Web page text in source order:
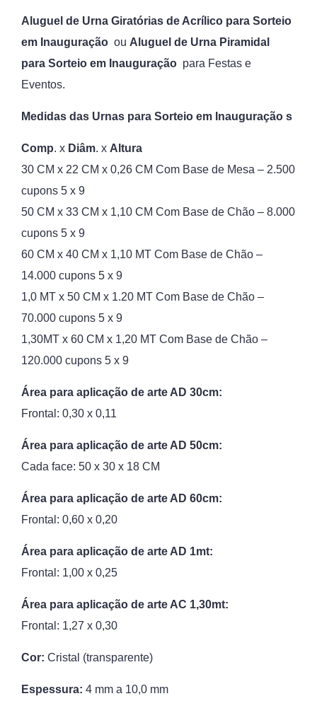
Aluguel de Urna Giratórias de Acrílico para Sorteio
em Inauguração ou Aluguel de Urna Piramidal
para Sorteio em Inauguração para Festas e
Eventos.
Medidas das Urnas para Sorteio em Inauguração s
Comp. x Diâm. x Altura
30 CM x 22 CM x 0,26 CM Com Base de Mesa – 2.500
cupons 5 x 9
50 CM x 33 CM x 1,10 CM Com Base de Chão – 8.000
cupons 5 x 9
60 CM x 40 CM x 1,10 MT Com Base de Chão –
14.000 cupons 5 x 9
1,0 MT x 50 CM x 1.20 MT Com Base de Chão –
70.000 cupons 5 x 9
1,30MT x 60 CM x 1,20 MT Com Base de Chão –
120.000 cupons 5 x 9
Área para aplicação de arte AD 30cm:
Frontal: 0,30 x 0,11
Área para aplicação de arte AD 50cm:
Cada face: 50 x 30 x 18 CM
Área para aplicação de arte AD 60cm:
Frontal: 0,60 x 0,20
Área para aplicação de arte AD 1mt:
Frontal: 1,00 x 0,25
Área para aplicação de arte AC 1,30mt:
Frontal: 1,27 x 0,30
Cor: Cristal (transparente)
Espessura: 4 mm a 10,0 mm